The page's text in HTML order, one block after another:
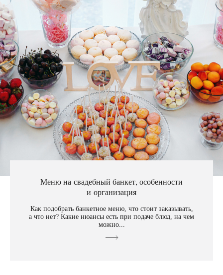
Меню на свадебный банкет, особенности
и организация
Как подобрать банкетное меню, что стоит заказывать,
а что нет? Какие нюансы есть при подаче блюд, на чем
можно...